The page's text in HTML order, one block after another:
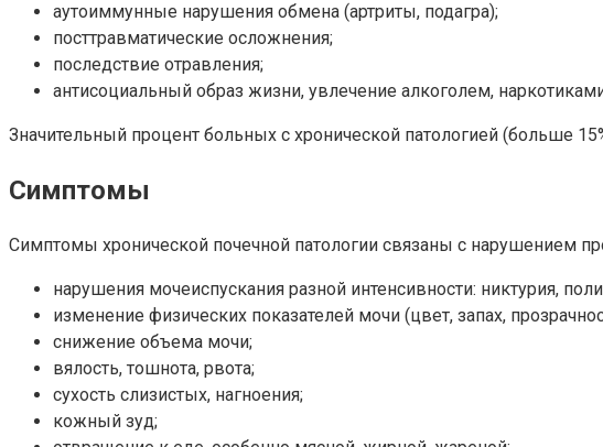
аутоиммунные нарушения обмена (артриты, подагра);
посттравматические осложнения;
последствие отравления;
антисоциальный образ жизни, увлечение алкоголем,
Значительный процент больных с хронической патологией (больше
Симптомы
Симптомы хронической почечной патологии связаны с нарушением
нарушения мочеиспускания разной интенсивности: никтурия,
изменение физических показателей мочи (цвет, запах,
снижение объема мочи;
вялость, тошнота, рвота;
сухость слизистых, нагноения;
кожный зуд;